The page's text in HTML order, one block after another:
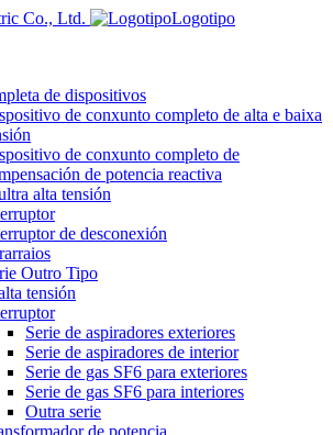
Logotipo
de dispositivos
de conxunto completo de alta e baixa
de conxunto completo de
de potencia reactiva
alta tensión
de desconexión
Outro Tipo
tensión
Serie de aspiradores exteriores
Serie de aspiradores de interior
Serie de gas SF6 para exteriores
Serie de gas SF6 para interiores
Outra serie
de potencia